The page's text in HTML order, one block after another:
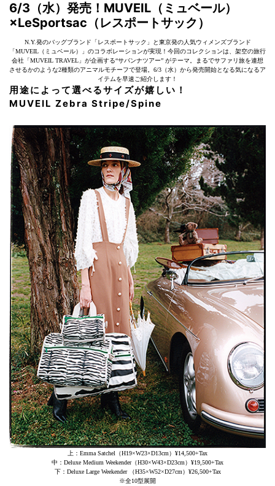
6/3（水）発売！MUVEIL（ミュベール）
×LeSportsac（レスポートサック）
N.Y.発のバッグブランド「レスポートサック」と東京発の人気ウィメンズブランド
「MUVEIL（ミュベール）」のコラボレーションが実現！今回のコレクションは、架空の旅行
会社「MUVEIL TRAVEL」が企画する“サバンナツアー” がテーマ。まるでサファリ旅を連想
させるかのような2種類のアニマルモチーフで登場。6/3（水）から発売開始となる気になるア
イテムを早速ご紹介します！
用途によって選べるサイズが嬉しい！
MUVEIL Zebra Stripe/Spine
上：Emma Satchel（H19×W23×D13cm）¥14,500+Tax
中：Deluxe Medium Weekender（H30×W43×D23cm）¥19,500+Tax
下：Deluxe Large Weekender （H35×W52×D27cm）¥26,500+Tax
※全10型展開